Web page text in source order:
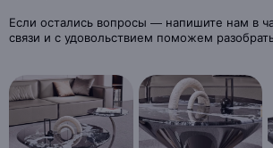
Если остались вопросы — напишите нам в
связи и с удовольствием поможем